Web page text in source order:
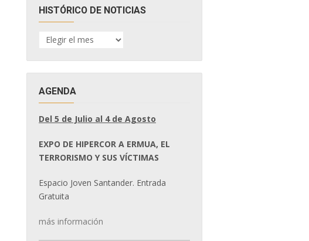
HISTÓRICO DE NOTICIAS
HISTÓRICO
DE
AGENDA
Del 5 de Julio al 4 de Agosto
EXPO DE HIPERCOR A ERMUA, EL
TERRORISMO Y SUS VÍCTIMAS
Espacio Joven Santander. Entrada
Gratuita
más información